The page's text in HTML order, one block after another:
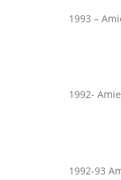
1993 –
1992-
1992-93